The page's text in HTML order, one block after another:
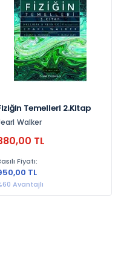
Temelleri 2.Kitap
Walker
TL
Fiyatı:
TL
Avantajlı